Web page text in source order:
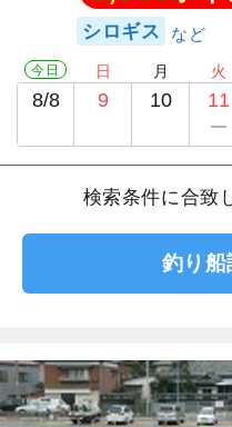
シロギス
今日
8/8
日
9
月
10
火
11
検索条件に合致
釣り船